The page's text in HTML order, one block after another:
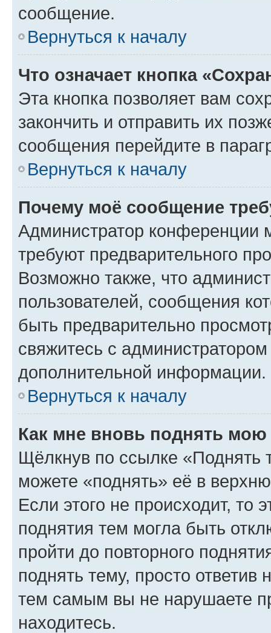
сообщение.
Вернуться к началу
Что означает кнопка
Эта кнопка позволяет вам
закончить и отправить их
сообщения перейдите в
Вернуться к началу
Почему моё сообщение
Администратор конференции
требуют предварительного
Возможно также, что
пользователей, сообщения
быть предварительно
свяжитесь с
дополнительной информации.
Вернуться к началу
Как мне вновь поднять мою
Щёлкнув по ссылке «Поднять
можете «поднять» её в
Если этого не происходит, то
поднятия тем могла быть
пройти до повторного
поднять тему, просто ответив
тем самым вы не нарушаете
находитесь.